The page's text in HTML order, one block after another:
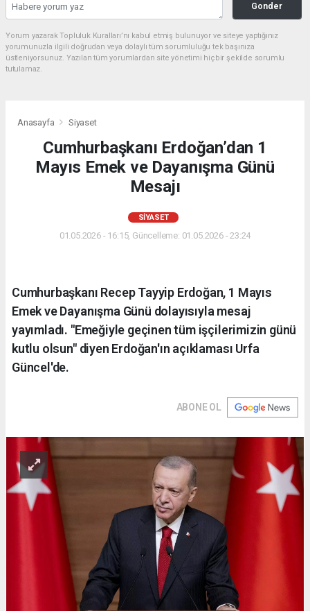
Gonder
Yorum yazarak Topluluk Kuralları’nı kabul etmiş bulunuyor ve siteye yaptığınız
yorumunuzla ilgili doğrudan veya dolaylı tüm sorumluluğu tek başınıza
üstleniyorsunuz. Yazılan tüm yorumlardan site yönetimi hiçbir şekilde sorumlu
tutulamaz.
Anasayfa Siyaset
Cumhurbaşkanı Erdoğan’dan 1
Mayıs Emek ve Dayanışma Günü
Mesajı
SIYASET
01.05.2026 - 16:15, Güncelleme: 01.05.2026 - 23:24
Cumhurbaşkanı Recep Tayyip Erdoğan, 1 Mayıs
Emek ve Dayanışma Günü dolayısıyla mesaj
yayımladı. "Emeğiyle geçinen tüm işçilerimizin günü
kutlu olsun" diyen Erdoğan'ın açıklaması Urfa
Güncel'de.
ABONE OL